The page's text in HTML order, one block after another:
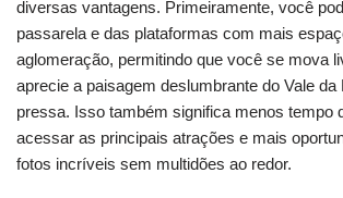
diversas vantagens. Primeiramente, você
passarela e das plataformas com mais
aglomeração, permitindo que você se mova
aprecie a paisagem deslumbrante do Vale da
pressa. Isso também significa menos tempo
acessar as principais atrações e mais
fotos incríveis sem multidões ao redor.